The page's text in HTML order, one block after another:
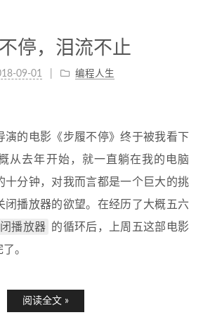
停，泪流不止
09-01 编程人生
演的电影《步履不停》终于被我看下
从去年开始，就一直躺在我的电脑
十分钟，对我而言都是一个巨大的挑
闭播放器的欲望。在经历了大概五六
播放器
的循环后，上周五这部电影
。
阅读全文 »